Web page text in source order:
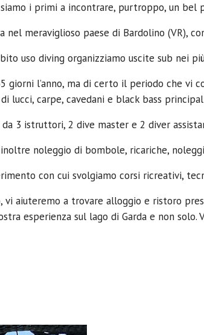
i primi a incontrare, purtroppo, un bel
meraviglioso paese di Bardolino (VR),
uso diving organizziamo uscite sub nei
giorni l’anno, ma di certo il periodo che vi
lucci, carpe, cavedani e black bass
3 istruttori, 2 dive master e 2 diver
noleggio di bombole, ricariche,
con cui svolgiamo corsi ricreativi,
vi aiuteremo a trovare alloggio e ristoro
esperienza sul lago di Garda e non